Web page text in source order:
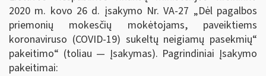
2020 m. kovo 26 d. įsakymo Nr. VA-27 „Dėl pagalbos
priemonių mokesčių mokėtojams, paveiktiems
koronaviruso (COVID-19) sukeltų neigiamų pasekmių“
pakeitimo“ (toliau — Įsakymas). Pagrindiniai Įsakymo
pakeitimai: